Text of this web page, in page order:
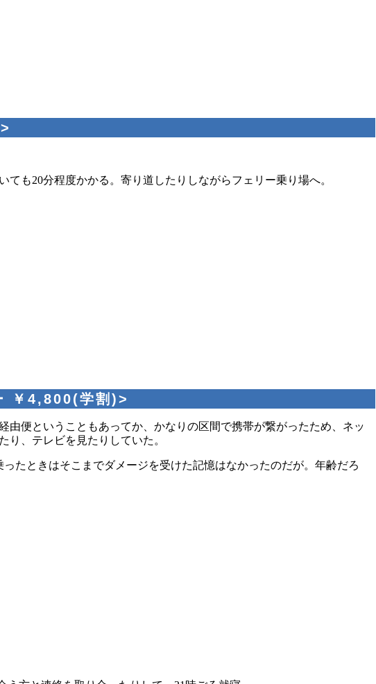
も20分程度かかる。寄り道したりしながらフェリー乗り場へ。
￥4,800(学割)>
由便ということもあってか、かなりの区間で携帯が繋がったため、ネッ
り、テレビを見たりしていた。
たときはそこまでダメージを受けた記憶はなかったのだが。年齢だろ